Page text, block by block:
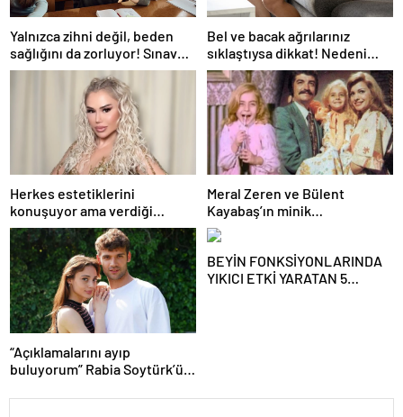
Yalnızca zihni değil, beden
sağlığını da zorluyor! Sınavda
başarı tabakta başlıyor
Bel ve bacak ağrılarınız
sıklaştıysa dikkat! Nedeni
omurga kanalı darlığı olabilir
Herkes estetiklerini
konuşuyor ama verdiği
kiloları kimse görmüyor…
Şarkıcı Ceylan sitem etti!
Meral Zeren ve Bülent
Kayabaş’ın minik
partneriydi… Şimdilerin yıldız
ismini tanıdınız mı?
“Açıklamalarını ayıp
buluyorum” Rabia Soytürk’ün
tokat gibi cevap!
BEYİN FONKSİYONLARINDA
YIKICI ETKİ YARATAN 5